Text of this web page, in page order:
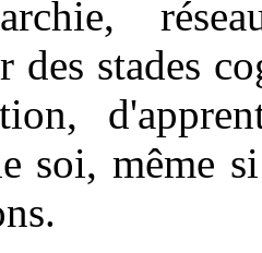
des stades
soi, même